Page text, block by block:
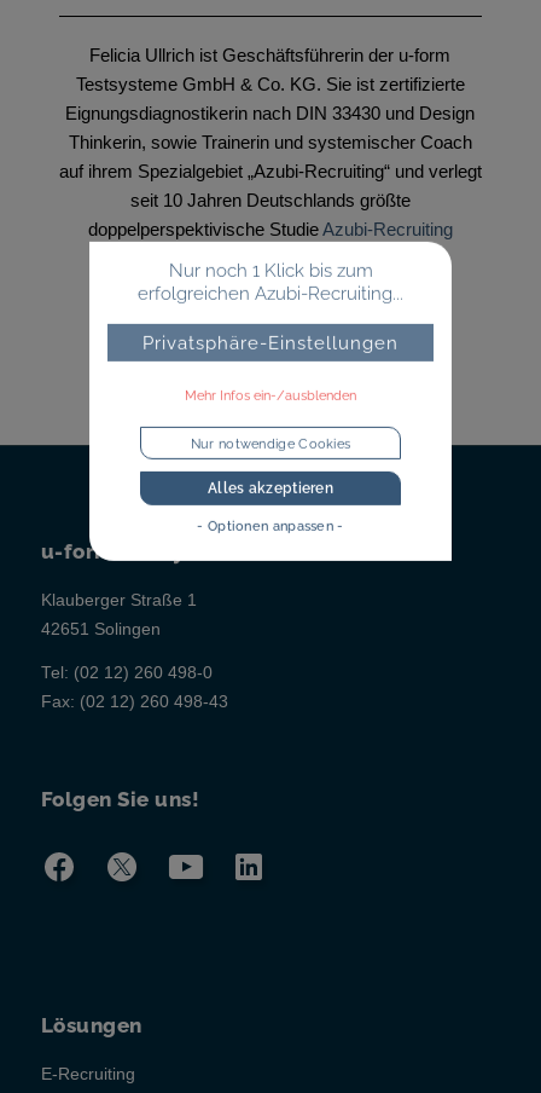
Felicia Ullrich ist Geschäftsführerin der u-form
Testsysteme GmbH & Co. KG. Sie ist zertifizierte
Eignungsdiagnostikerin nach DIN 33430 und Design
Thinkerin, sowie Trainerin und systemischer Coach
auf ihrem Spezialgebiet „Azubi-Recruiting“ und verlegt
seit 10 Jahren Deutschlands größte
doppelperspektivische StudieAzubi-Recruiting
Trends
u-form Testsysteme
Klauberger Straße 1
42651 Solingen
Tel: (02 12) 260 498-0
Fax: (02 12) 260 498-43
Folgen Sie uns!
Lösungen
E-Recruiting
Nur noch 1 Klick bis zum
erfolgreichen Azubi-Recruiting...
Privatsphäre-Einstellungen
Mehr Infos ein-/ausblenden
Nur notwendige Cookies
Alles akzeptieren
- Optionen anpassen -